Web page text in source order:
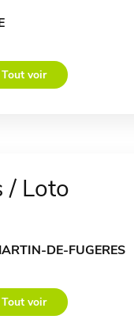
Tout voir
/ Loto
DE-FUGERES
Tout voir